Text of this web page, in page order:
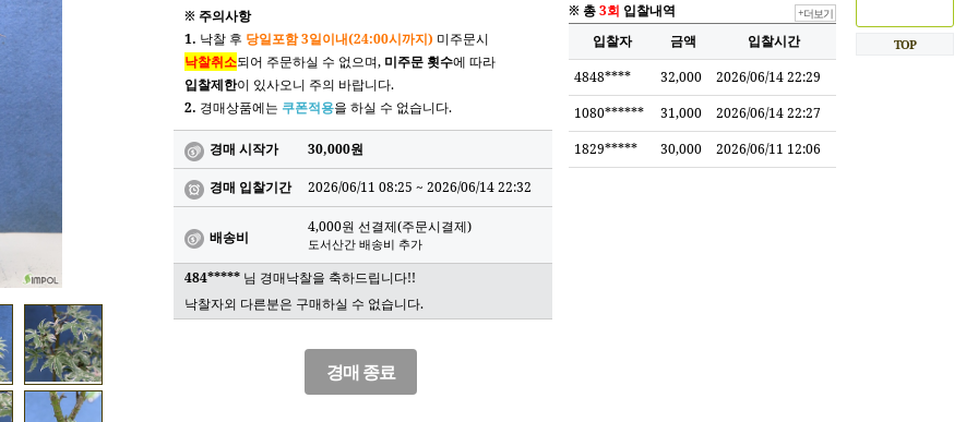
※ 주의사항
1. 낙찰 후 당일포함 3일이내(24:00시까지) 미주문시
낙찰취소되어 주문하실 수 없으며, 미주문 횟수에 따라
입찰제한이 있사오니 주의 바랍니다.
2. 경매상품에는 쿠폰적용을 하실 수 없습니다.
경매 시작가 30,000원
경매 입찰기간 2026/06/11 08:25 ~ 2026/06/14 22:32
배송비
4,000원 선결제(주문시결제)
도서산간 배송비 추가
484***** 님 경매낙찰을 축하드립니다!!
낙찰자외 다른분은 구매하실 수 없습니다.
경매 종료
※ 총3회 입찰내역
입찰자
금액
입찰시간
4848****
32,000
2026/06/14 22:29
1080******
31,000
2026/06/14 22:27
1829*****
30,000 2026/06/11 12:06
+더보기
TOP